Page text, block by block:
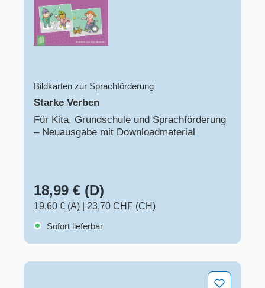
Bildkarten zur Sprachförderung
Starke Verben
Für Kita, Grundschule und Sprachförderung
– Neuausgabe mit Downloadmaterial
18,99 € (D)
19,60 € (A)
23,70 CHF (CH)
Sofort lieferbar